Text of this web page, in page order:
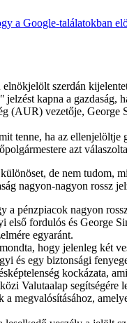
a Google-találatokban
szerdán
jelzést kapna a gazdaság,
(AUR) vezetője, George
tenne, ha az ellenjelöltje
azt
de nem tudom,
nagyon-nagyon rossz
a pénzpiacok nagyon
első fordulós és George
egyaránt.
hogy jelenleg két
és egy biztonsági
kockázata,
Valutaalap segítségére
a megvalósításához,